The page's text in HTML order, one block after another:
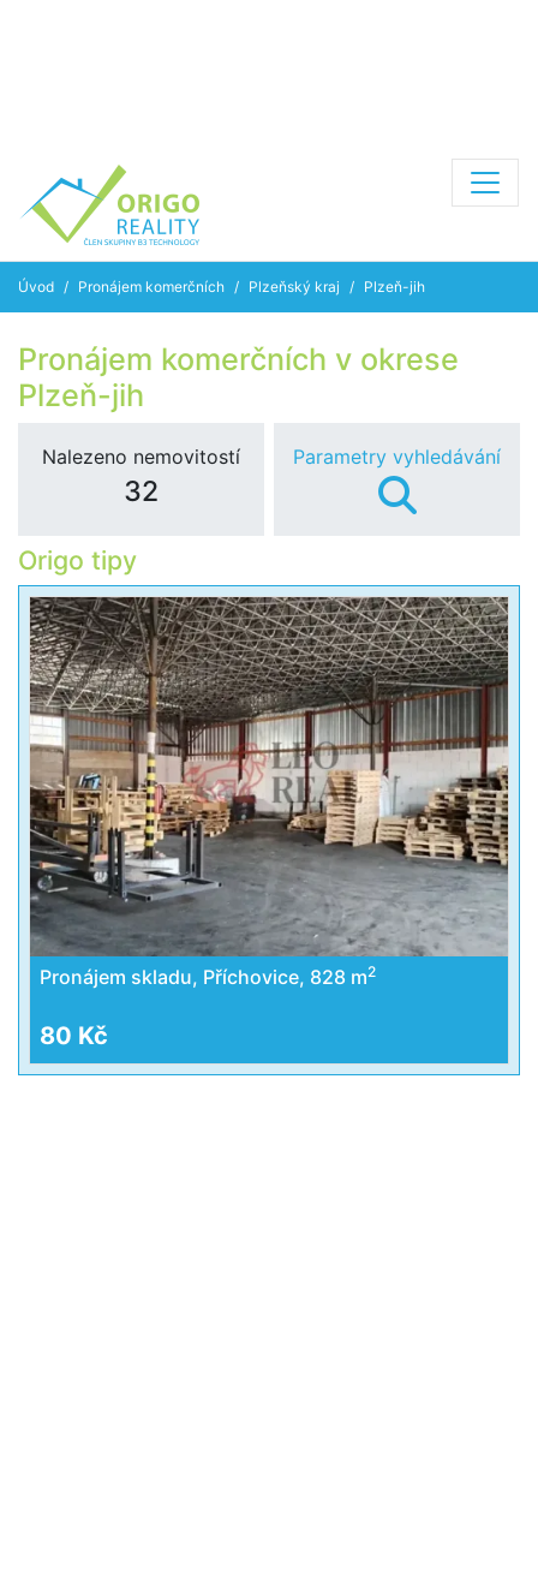
Úvod Pronájem komerčních Plzeňský kraj Plzeň-jih
Pronájem komerčních v okrese
Plzeň-jih
Nalezeno nemovitostí
32
Parametry vyhledávání
Origo tipy
Pronájem skladu, Příchovice, 828 m2
80 Kč